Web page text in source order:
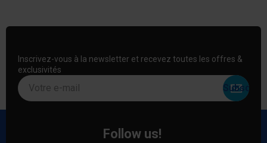
Inscrivez-vous à la newsletter et recevez toutes les offres &
exclusivités
Votre e-mail
Follow us!